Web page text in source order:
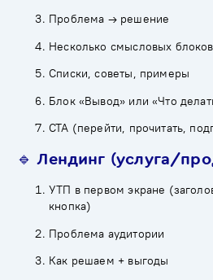
Проблема → решение
Несколько смысловых
Списки, советы, примеры
Блок «Вывод» или «Что
CTA (перейти, прочитать,
🔹 Лендинг (услуга/
УТП в первом экране
кнопка)
Проблема аудитории
Как решаем + выгоды